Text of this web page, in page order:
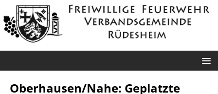
Oberhausen/Nahe: Geplatzte